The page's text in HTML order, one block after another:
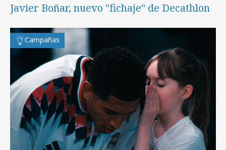
Javier Boñar, nuevo "fichaje" de Decathlon
Campañas